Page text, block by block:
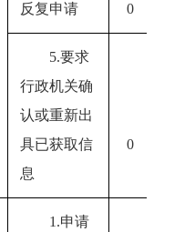
反复申请
0
5.要求
行政机关确
认或重新出
具已获取信
息
0
1.申请